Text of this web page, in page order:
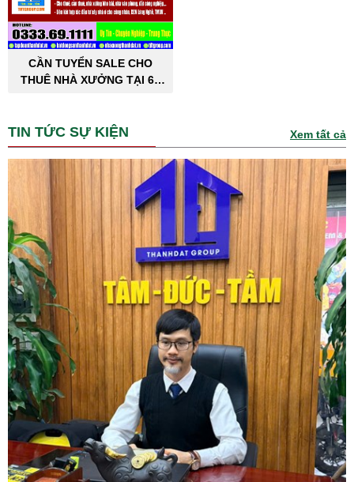
CẦN TUYỂN SALE CHO
THUÊ NHÀ XƯỞNG TẠI 63
TIN TỨC SỰ KIỆN Xem tất cả